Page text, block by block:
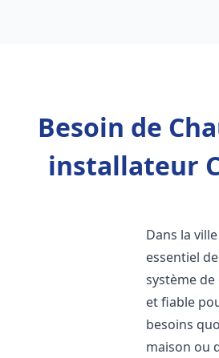
Besoin de
installateur
Dans la
essentiel
système
et fiable
besoins
maison ou